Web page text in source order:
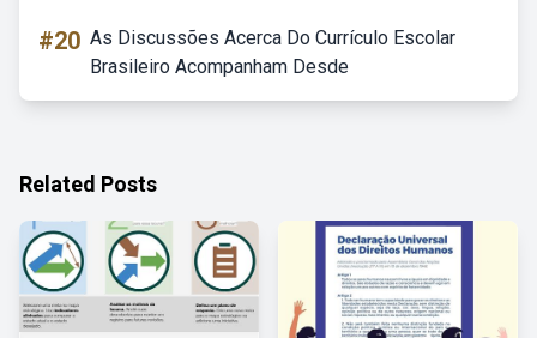
#20 As Discussões Acerca Do Currículo Escolar
Brasileiro Acompanham Desde
Related Posts